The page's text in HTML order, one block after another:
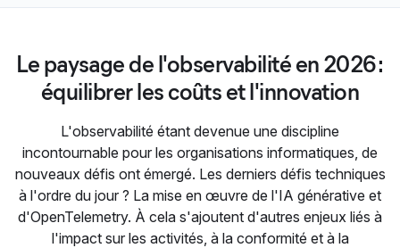
Le paysage de l'observabilité en 2026 :
équilibrer les coûts et l'innovation
L'observabilité étant devenue une discipline
incontournable pour les organisations informatiques, de
nouveaux défis ont émergé. Les derniers défis techniques
à l'ordre du jour ? La mise en œuvre de l'IA générative et
d'OpenTelemetry. À cela s'ajoutent d'autres enjeux liés à
l'impact sur les activités, à la conformité et à la